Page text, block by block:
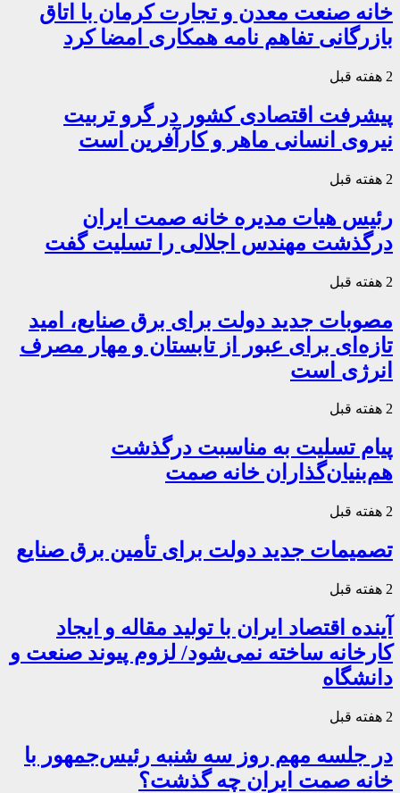
خانه صنعت معدن و تجارت کرمان با اتاق
بازرگانی تفاهم نامه همکاری امضا کرد
2 هفته قبل
پیشرفت اقتصادی کشور در گرو تربیت
نیروی انسانی ماهر و کارآفرین است
2 هفته قبل
رئیس هیات مدیره خانه صمت ایران
درگذشت مهندس اجلالی را تسلیت گفت
2 هفته قبل
مصوبات جدید دولت برای برق صنایع، امید
تازه‌ای برای عبور از تابستان و مهار مصرف
انرژی است
2 هفته قبل
پیام تسلیت به مناسبت درگذشت
هم‌بنیان‌گذاران خانه صمت
2 هفته قبل
تصمیمات جدید دولت برای تأمین برق صنایع
2 هفته قبل
آینده اقتصاد ایران با تولید مقاله و ایجاد
کارخانه ساخته نمی‌شود/ لزوم پیوند صنعت و
دانشگاه
2 هفته قبل
در جلسه مهم روز سه شنبه رئیس‌جمهور با
خانه صمت ایران چه گذشت؟